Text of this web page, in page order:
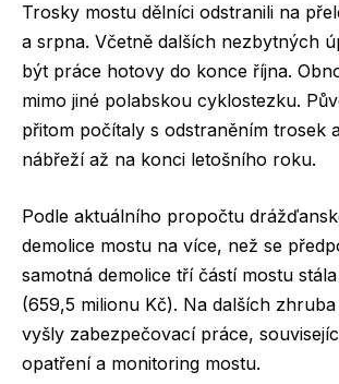
Trosky mostu dělníci odstranili na
a srpna. Včetně dalších nezbytných
být práce hotovy do konce října.
mimo jiné polabskou cyklostezku.
přitom počítaly s odstraněním trosek
nábřeží až na konci letošního roku.
Podle aktuálního propočtu
demolice mostu na více, než se
samotná demolice tří částí mostu
(659,5 milionu Kč). Na dalších
vyšly zabezpečovací práce,
opatření a monitoring mostu.